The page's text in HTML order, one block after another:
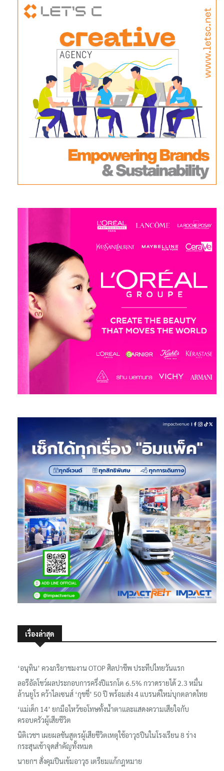
เรื่องล่าสุด
‘อนุทิน’ ควงภริยาชมงาน OTOP ศิลปาชีพ ประทีปไทยวันแรก
ลอรีอัลโชว์ผลประกอบการครึ่งปีแรกโต 6.5% กวาดรายได้ 2.3 หมื่น
ล้านยูโร คว้าไลเซนส์ ‘กุชชี่’ 50 ปี พร้อมส่ง 4 แบรนด์ใหม่บุกตลาดไทย
‘แม่เด็ก 14’ ยกมือไหว้ขอโทษทั้งน้ำตาและแสดงความเสียใจกับ
ครอบครัวผู้เสียชีวิต
นิติเวชฯ เผยผลชันสูตรผู้เสียชีวิตเหตุใช้อาวุธปืนในโรงเรียน 8 ร่าง
กระสุนเข้าจุดสำคัญทั้งหมด
นายกฯ สั่งคุมปืนเข้มอาวุธ เตรียมแก้กฎหมาย